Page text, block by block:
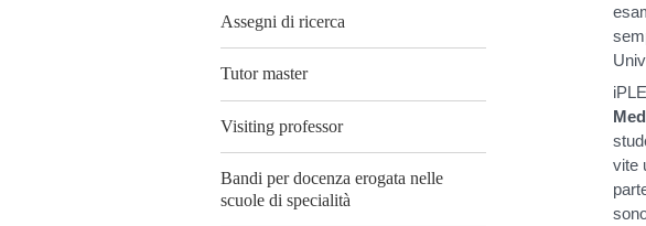
Assegni di ricerca
Tutor master
Visiting professor
Bandi per docenza erogata nelle
scuole di specialità
vite